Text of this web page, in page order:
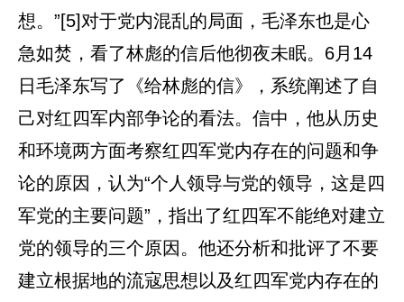
想。”[5]对于党内混乱的局面，毛泽东也是心
急如焚，看了林彪的信后他彻夜未眠。6月14
日毛泽东写了《给林彪的信》，系统阐述了自
己对红四军内部争论的看法。信中，他从历史
和环境两方面考察红四军党内存在的问题和争
论的原因，认为“个人领导与党的领导，这是四
军党的主要问题”，指出了红四军不能绝对建立
党的领导的三个原因。他还分析和批评了不要
建立根据地的流寇思想以及红四军党内存在的